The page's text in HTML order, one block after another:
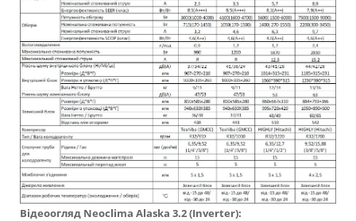
Відеоогляд Neoclima Alaska 3.2 (Inverter):